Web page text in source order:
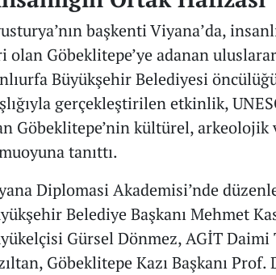
başkenti Viyana’da,
olan Göbeklitepe’ye adanan
Büyükşehir Belediyesi
gerçekleştirilen etkinlik,
Göbeklitepe’nin kültürel,
tanıttı.
Diplomasi Akademisi’nde
Belediye Başkanı Mehmet
Gürsel Dönmez, AGİT
Göbeklitepe Kazı Başkanı